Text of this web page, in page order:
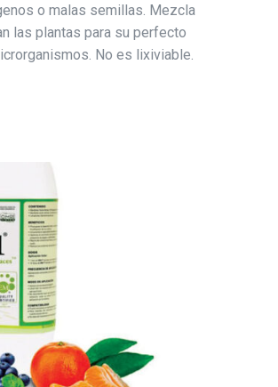
o malas semillas. Mezcla
las plantas para su perfecto
No es lixiviable.